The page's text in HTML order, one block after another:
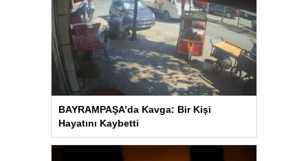
BAYRAMPAŞA’da Kavga: Bir Kişi
Hayatını Kaybetti